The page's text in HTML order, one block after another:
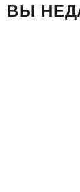
ВЫ